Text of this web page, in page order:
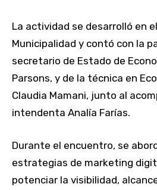
La actividad se desarrolló en el
Municipalidad y contó con la
secretario de Estado de
Parsons, y de la técnica en
Claudia Mamani, junto al
intendenta Analía Farías.
Durante el encuentro, se
estrategias de marketing
potenciar la visibilidad,